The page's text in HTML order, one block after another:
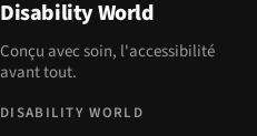
Disability World
Conçu avec soin, l'accessibilité
avant tout.
DISABILITY WORLD